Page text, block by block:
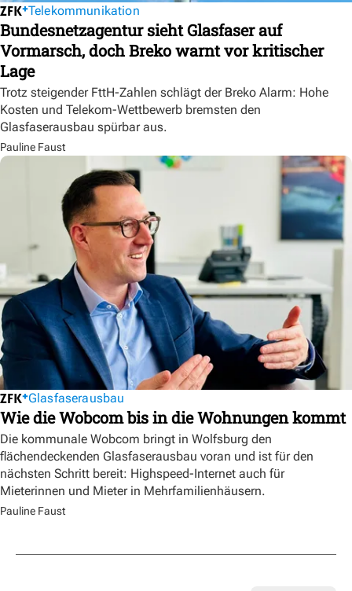
Telekommunikation
Bundesnetzagentur sieht Glasfaser auf
Vormarsch, doch Breko warnt vor kritischer
Lage
Trotz steigender FttH-Zahlen schlägt der Breko Alarm: Hohe
Kosten und Telekom-Wettbewerb bremsten den
Glasfaserausbau spürbar aus.
Pauline Faust
Glasfaserausbau
Wie die Wobcom bis in die Wohnungen kommt
Die kommunale Wobcom bringt in Wolfsburg den
flächendeckenden Glasfaserausbau voran und ist für den
nächsten Schritt bereit: Highspeed-Internet auch für
Mieterinnen und Mieter in Mehrfamilienhäusern.
Pauline Faust